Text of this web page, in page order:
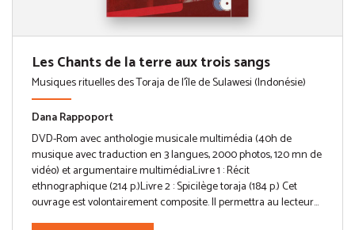
Les Chants de la terre aux trois sangs
Musiques rituelles des Toraja de l'île de Sulawesi (Indonésie)
Dana Rappoport
DVD-Rom avec anthologie musicale multimédia (40h de
musique avec traduction en 3 langues, 2000 photos, 120 mn de
vidéo) et argumentaire multimédiaLivre 1 : Récit
ethnographique (214 p.)Livre 2 : Spicilège toraja (184 p.) Cet
ouvrage est volontairement composite. Il permettra au lecteur...